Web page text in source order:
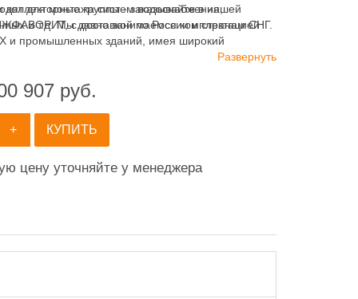
для монтажа систем водоснабжения,
и т.д. Мы давно занимаемся комплектацией
и промышленных зданий, имея широкий
продукции для систем: отопления, водоснабжения,
коллекторные группы - заказывайте в нашей
с доставкой по России и странам СНГ.
Развернуть
907руб.
+ КУПИТЬ
цену уточняйте у менеджера